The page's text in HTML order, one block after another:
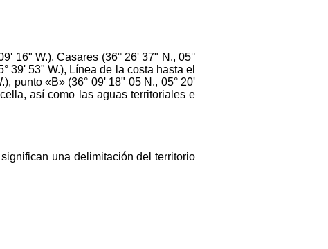
16" W.), Casares (36° 26' 37" N., 05°
39' 53" W.), Línea de la costa hasta el
punto «B» (36° 09' 18" 05 N., 05° 20'
así como las aguas territoriales e
una delimitación del territorio